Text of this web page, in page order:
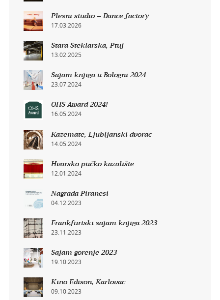
Plesni studio – Dance factory
17.03.2026
Stara Steklarska, Ptuj
13.02.2025
Sajam knjiga u Bologni 2024
23.07.2024
OHS Award 2024!
16.05.2024
Kazemate, Ljubljanski dvorac
14.05.2024
Hvarsko pučko kazalište
12.01.2024
Nagrada Piranesi
04.12.2023
Frankfurtski sajam knjiga 2023
23.11.2023
Sajam gorenje 2023
19.10.2023
Kino Edison, Karlovac
09.10.2023